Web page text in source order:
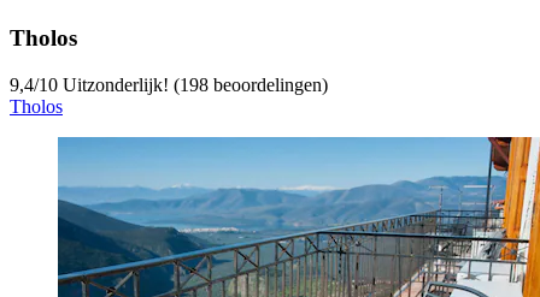
Tholos
9,4/10 Uitzonderlijk! (198 beoordelingen)
Tholos